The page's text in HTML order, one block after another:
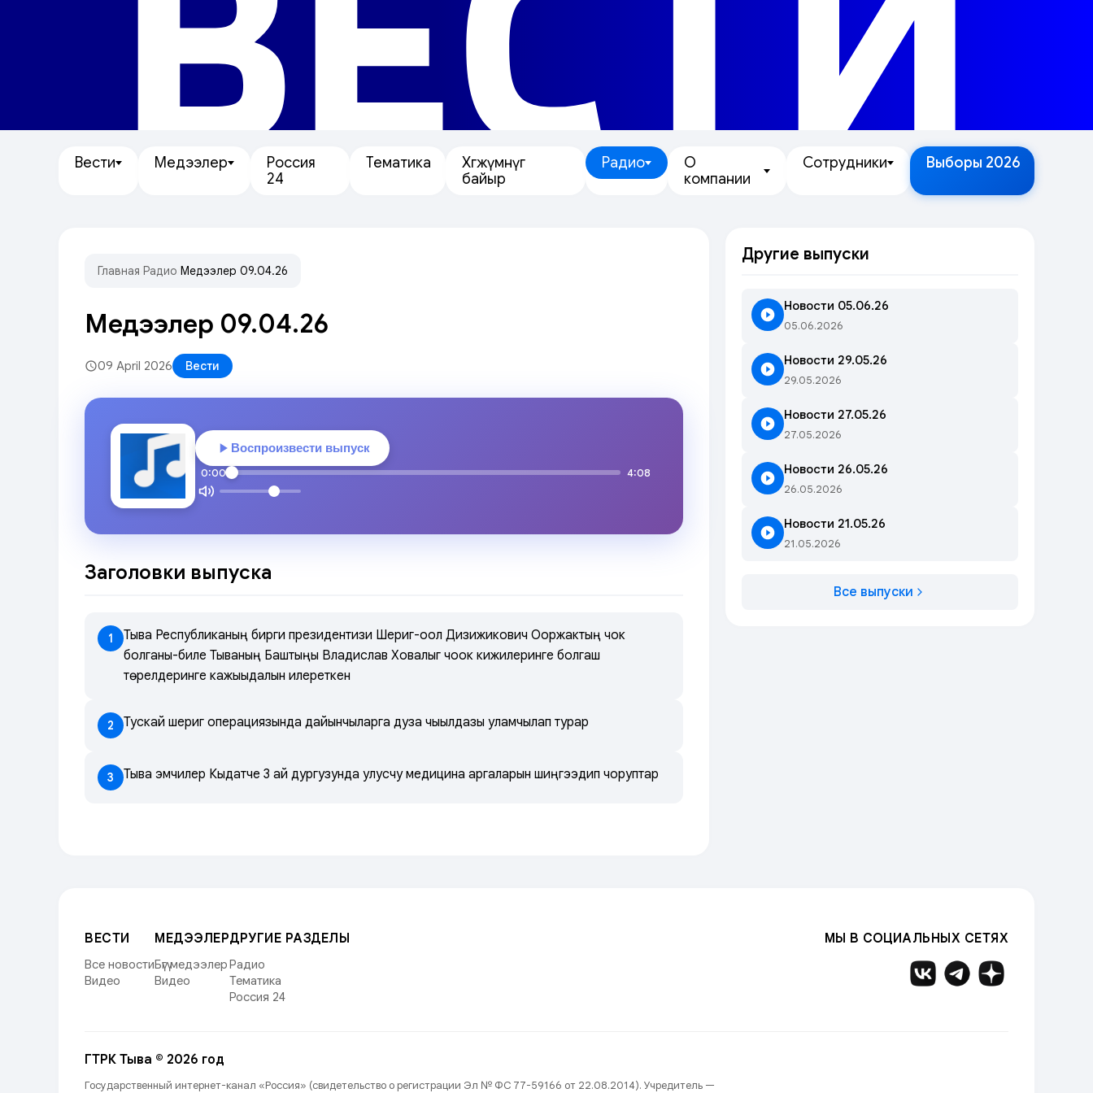
ВЕСТИ
Вести Медээлер
Россия
24
Тематика
Хөгжүмнүг
байыр
Радио
О
компании
Сотрудники Выборы 2026
Главная Радио Медээлер 09.04.26
Медээлер 09.04.26
09 April 2026 Вести
Воспроизвести выпуск
0:00
4:08
Заголовки выпуска
1
Тыва Республиканың бирги президентизи Шериг-оол Дизижикович Ооржактың чок
болганы-биле Тываның Баштыңы Владислав Ховалыг чоок кижилеринге болгаш
төрелдеринге кажыыдалын илереткен
2 Тускай шериг операциязында дайынчыларга дуза чыылдазы уламчылап турар
3 Тыва эмчилер Кыдатче 3 ай дургузунда улусчу медицина аргаларын шиңгээдип чоруптар
Другие выпуски
Новости 05.06.26
05.06.2026
Новости 29.05.26
29.05.2026
Новости 27.05.26
27.05.2026
Новости 26.05.26
26.05.2026
Новости 21.05.26
21.05.2026
Все выпуски
ВЕСТИ
Все новости
Видео
МЕДЭЭЛЕР
Бүгү медээлер
Видео
ДРУГИЕ РАЗДЕЛЫ
Радио
Тематика
Россия 24
МЫ В СОЦИАЛЬНЫХ СЕТЯХ
ГТРК Тыва © 2026 год
Государственный интернет-канал «Россия» (свидетельство о регистрации Эл № ФС 77-59166 от 22.08.2014). Учредитель —